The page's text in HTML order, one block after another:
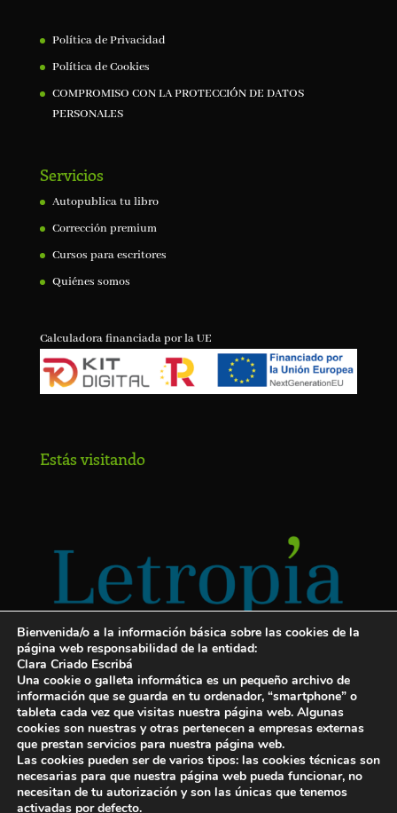
Política de Privacidad
Política de Cookies
COMPROMISO CON LA PROTECCIÓN DE DATOS
PERSONALES
Servicios
Autopublica tu libro
Corrección premium
Cursos para escritores
Quiénes somos
Calculadora financiada por la UE
Estás visitando
Servicios para escritores
¡Letropía te ayuda con tu libro!
Autopublicar un libro
Bienvenida/o a la información básica sobre las cookies de la
página web responsabilidad de la entidad:
Clara Criado Escribá
Una cookie o galleta informática es un pequeño archivo de
información que se guarda en tu ordenador, “smartphone” o
tableta cada vez que visitas nuestra página web. Algunas
cookies son nuestras y otras pertenecen a empresas externas
que prestan servicios para nuestra página web.
Las cookies pueden ser de varios tipos: las cookies técnicas son
necesarias para que nuestra página web pueda funcionar, no
necesitan de tu autorización y son las únicas que tenemos
activadas por defecto.